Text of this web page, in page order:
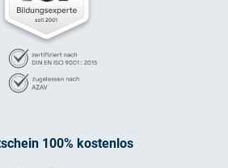
100% kostenlos